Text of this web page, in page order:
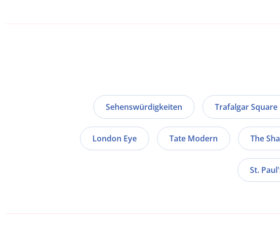
Sehenswürdigkeiten Trafalgar Square
London Eye Tate Modern The
St.